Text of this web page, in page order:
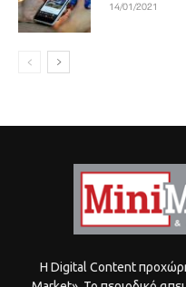
14/01/2021
Η Digital Content